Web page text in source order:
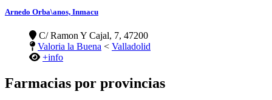
Arnedo Orba\anos, Inmacu
C/ Ramon Y Cajal, 7, 47200
Valoria la Buena < Valladolid
+info
Farmacias por provincias